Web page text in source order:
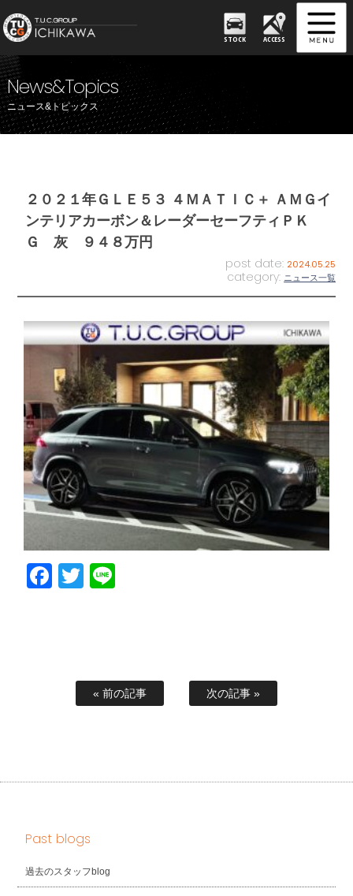
STOCK ACCESS
News&Topics
ニュース&トピックス
２０２１年ＧＬＥ５３ ４ＭＡＴＩＣ＋ ＡＭＧイ
ンテリアカーボン＆レーダーセーフティＰＫ
Ｇ 灰 ９４８万円
post date: 2024.05.25
category: ニュース一覧
Facebook
Twitter
« 前の記事 次の記事 »
Past blogs
過去のスタッフblog